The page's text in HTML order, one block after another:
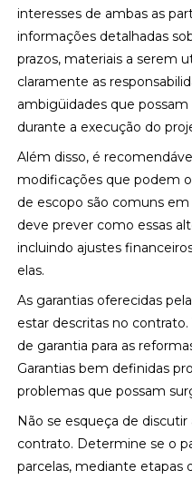
interesses de ambas as
informações detalhadas
prazos, materiais a serem
claramente as
ambigüidades que
durante a execução do
Além disso, é
modificações que podem
de escopo são comuns
deve prever como essas
incluindo ajustes
elas.
As garantias oferecidas
estar descritas no
de garantia para as
Garantias bem definidas
problemas que possam
Não se esqueça de
contrato. Determine se o
parcelas, mediante etapas